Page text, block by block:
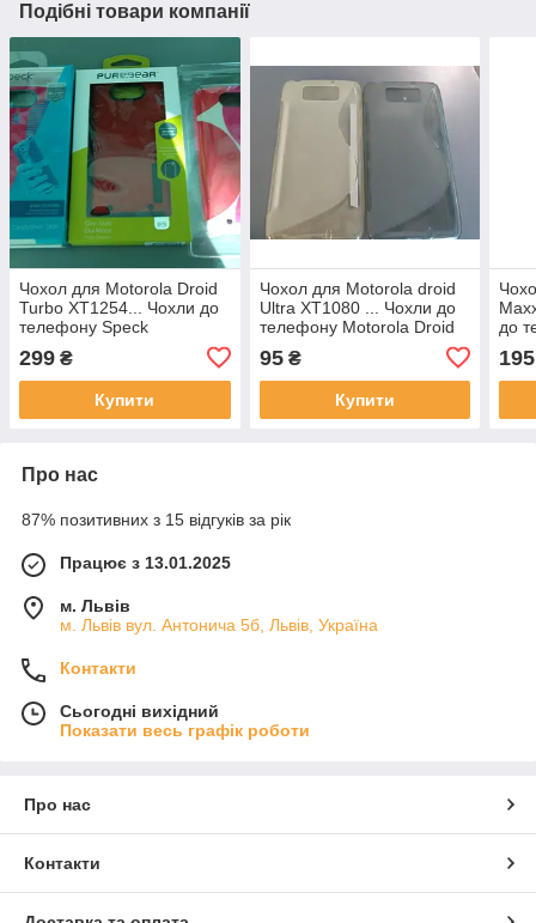
Подібні товари компанії
Чохол для Motorola Droid
Turbo XT1254... Чохли до
телефону Speck
299 ₴
Купити
Чохол для Motorola droid
Ultra XT1080 ... Чохли до
телефону Motorola Droid
95₴
Купити
до
195
Про нас
87% позитивних з 15 відгуків за рік
Працює з 13.01.2025
м. Львів
м. Львів вул. Антонича 5б, Львів, Україна
Контакти
Сьогодні вихідний
Показати весь графік роботи
Про нас
Контакти